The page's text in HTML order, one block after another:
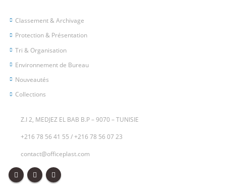
Classement & Archivage
Protection & Présentation
Tri & Organisation
Environnement de Bureau
Nouveautés
Collections
Z.I 2, MEDJEZ EL BAB B.P – 9070 – TUNISIE
+216 78 56 41 55 /+216 78 56 07 23
contact@officeplast.com